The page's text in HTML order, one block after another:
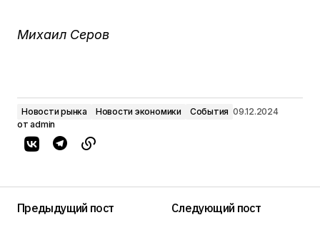
Михаил Серов
Новости рынка Новости экономики События 09.12.2024
от admin
Предыдущий пост
Следующий пост